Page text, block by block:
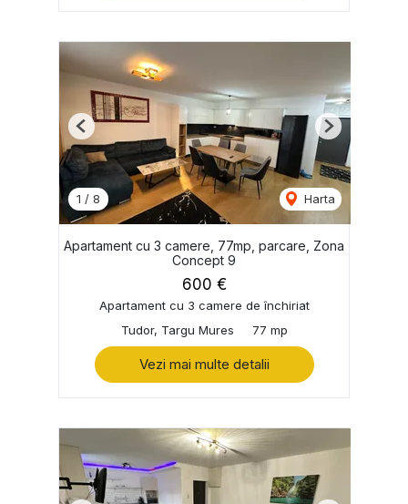
1 / 8 Harta
Previous Next
Apartament cu 3 camere, 77mp, parcare, Zona
Concept 9
600 €
Apartament cu 3 camere de închiriat
Tudor, Targu Mures
77 mp
Vezi mai multe detalii